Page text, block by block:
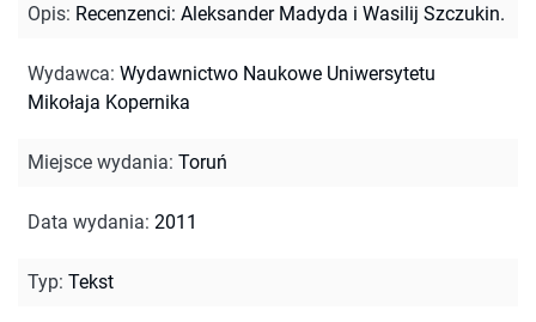
Opis: Recenzenci: Aleksander Madyda i Wasilij Szczukin.
Wydawca: Wydawnictwo Naukowe Uniwersytetu
Mikołaja Kopernika
Miejsce wydania: Toruń
Data wydania: 2011
Typ: Tekst